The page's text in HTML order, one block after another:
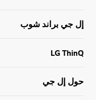
إل جي براند شوب
LG ThinQ
حول إل جي